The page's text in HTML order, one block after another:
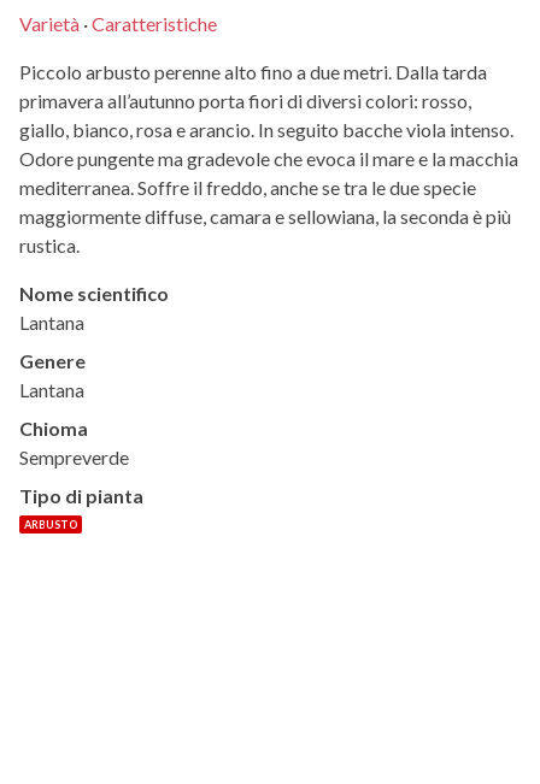
Varietà ·Caratteristiche
Piccolo arbusto perenne alto fino a due metri. Dalla tarda
primavera all’autunno porta fiori di diversi colori: rosso,
giallo, bianco, rosa e arancio. In seguito bacche viola intenso.
Odore pungente ma gradevole che evoca il mare e la macchia
mediterranea. Soffre il freddo, anche se tra le due specie
maggiormente diffuse, camara e sellowiana, la seconda è più
rustica.
Nome scientifico
Lantana
Genere
Lantana
Chioma
Sempreverde
Tipo di pianta
ARBUSTO